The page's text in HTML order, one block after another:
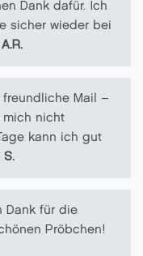
Dank dafür. Ich
sicher wieder bei
A.R.
freundliche Mail –
mich nicht
kann ich gut
S.
Dank für die
Pröbchen!